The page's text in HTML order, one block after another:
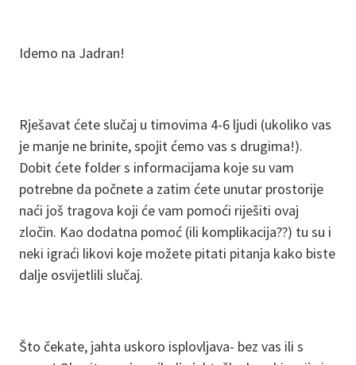
Idemo na Jadran!
Rješavat ćete slučaj u timovima 4-6 ljudi (ukoliko vas
je manje ne brinite, spojit ćemo vas s drugima!).
Dobit ćete folder s informacijama koje su vam
potrebne da počnete a zatim ćete unutar prostorije
naći još tragova koji će vam pomoći riješiti ovaj
zločin. Kao dodatna pomoć (ili komplikacija??) tu su i
neki igraći likovi koje možete pitati pitanja kako biste
dalje osvijetlili slučaj.
Što čekate, jahta uskoro isplovljava- bez vas ili s